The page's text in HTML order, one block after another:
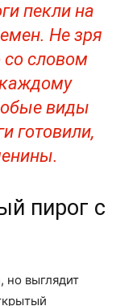
пекли на
Не зря
со словом
виды
готовили,
пирог с
но выглядит